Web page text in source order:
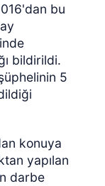
bu
bildirildi.
5
konuya
yapılan
darbe